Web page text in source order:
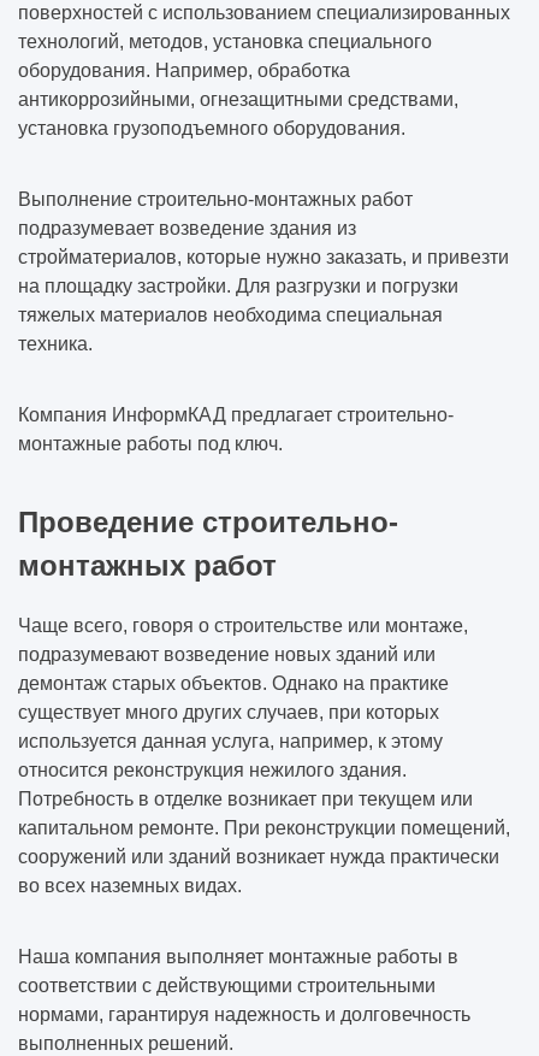
поверхностей с использованием специализированных
технологий, методов, установка специального
оборудования. Например, обработка
антикоррозийными, огнезащитными средствами,
установка грузоподъемного оборудования.
Выполнение строительно-монтажных работ
подразумевает возведение здания из
стройматериалов, которые нужно заказать, и привезти
на площадку застройки. Для разгрузки и погрузки
тяжелых материалов необходима специальная
техника.
Компания ИнформКАД предлагает строительно-
монтажные работы под ключ.
Проведение строительно-
монтажных работ
Чаще всего, говоря о строительстве или монтаже,
подразумевают возведение новых зданий или
демонтаж старых объектов. Однако на практике
существует много других случаев, при которых
используется данная услуга, например, к этому
относится реконструкция нежилого здания.
Потребность в отделке возникает при текущем или
капитальном ремонте. При реконструкции помещений,
сооружений или зданий возникает нужда практически
во всех наземных видах.
Наша компания выполняет монтажные работы в
соответствии с действующими строительными
нормами, гарантируя надежность и долговечность
выполненных решений.